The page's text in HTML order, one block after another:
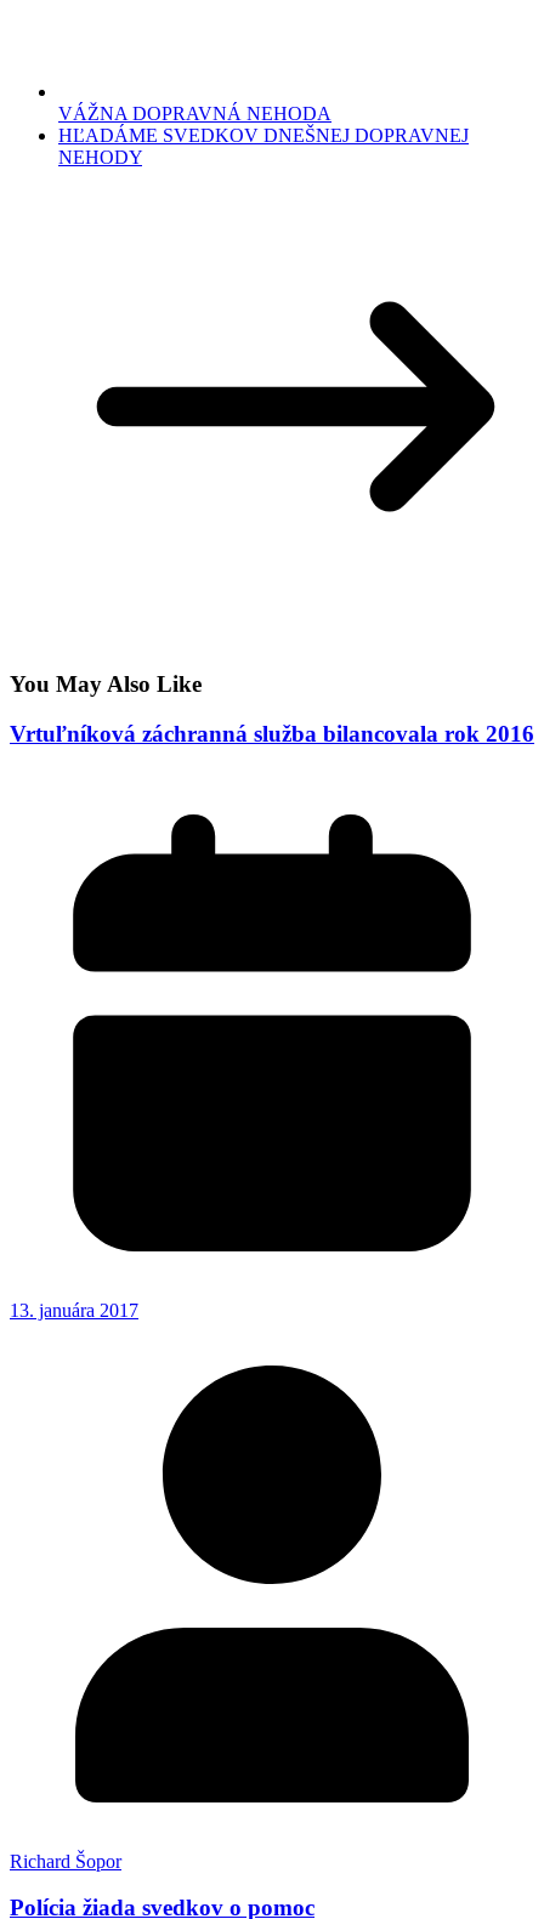
VÁŽNA DOPRAVNÁ NEHODA
HĽADÁME SVEDKOV DNEŠNEJ DOPRAVNEJ
NEHODY
You May Also Like
Vrtuľníková záchranná služba bilancovala rok 2016
13. januára 2017
Richard Šopor
Polícia žiada svedkov o pomoc